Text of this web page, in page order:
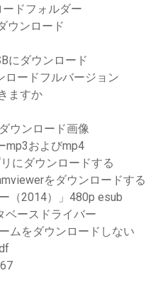
ドフォルダー
ウンロード
にダウンロード
ロードフルバージョン
ますか
ウンロード画像
mp3およびmp4
にダウンロードする
をダウンロードする
（2014）」480p esub
ベースドライバー
ムをダウンロードしない